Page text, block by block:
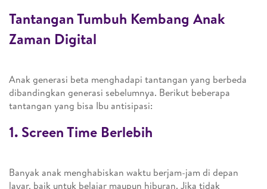
Tantangan Tumbuh Kembang Anak
Zaman Digital
Anak generasi beta menghadapi tantangan yang berbeda
dibandingkan generasi sebelumnya. Berikut beberapa
tantangan yang bisa Ibu antisipasi:
1. Screen Time Berlebih
Banyak anak menghabiskan waktu berjam-jam di depan
layar, baik untuk belajar maupun hiburan. Jika tidak